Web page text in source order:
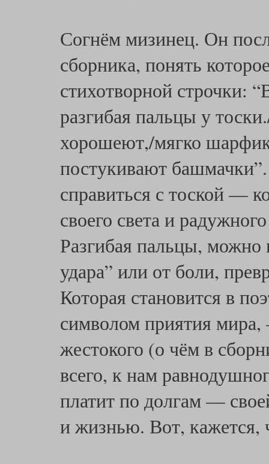
Согнём мизинец. Он
сборника, понять
стихотворной строчки:
разгибая пальцы у
хорошеют,/мягко
постукивают
справиться с тоской —
своего света и
Разгибая пальцы,
удара” или от боли,
Которая становится в
символом приятия
жестокого (о чём в
всего, к нам
платит по долгам —
и жизнью. Вот, кажется,